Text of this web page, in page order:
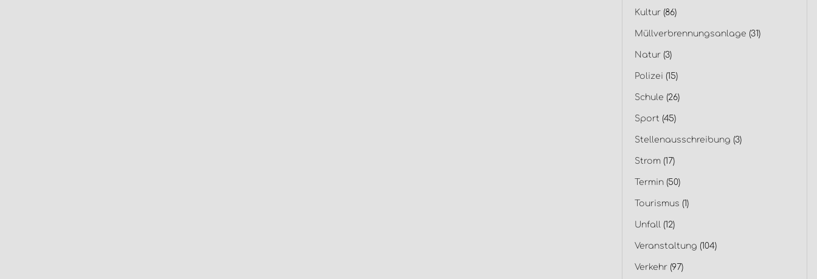
Kultur(86)
Müllverbrennungsanlage (31)
Natur(3)
Polizei (15)
Schule (26)
Sport (45)
Stellenausschreibung (3)
Strom(17)
Termin(50)
Tourismus (1)
Unfall (12)
Veranstaltung (104)
Verkehr(97)